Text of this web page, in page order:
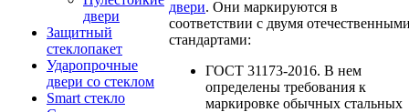
двери
Защитный
стеклопакет
Ударопрочные
двери со стеклом
Smart стекло
двери. Они маркируются в
соответствии с двумя
стандартами:
ГОСТ 31173-2016. В нем
определены требования к
маркировке обычных стальных